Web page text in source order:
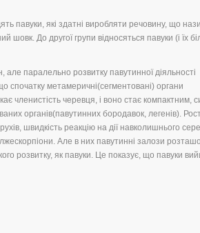
павуки, які здатні виробляти речовину, що
До другої групи відносяться павуки (і їх
але паралельно розвитку павутинної діяльності
спочатку метамеричні(сегментовані) органи
членистість черевця, і воно стає компактним,
органів(павутинних бородавок, легенів).
швидкість реакцію на дії навколишнього
Але в них павутинні залози
розвитку, як павуки. Це показує, що павуки